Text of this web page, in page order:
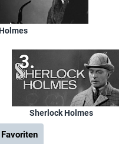
Sherlock Holmes